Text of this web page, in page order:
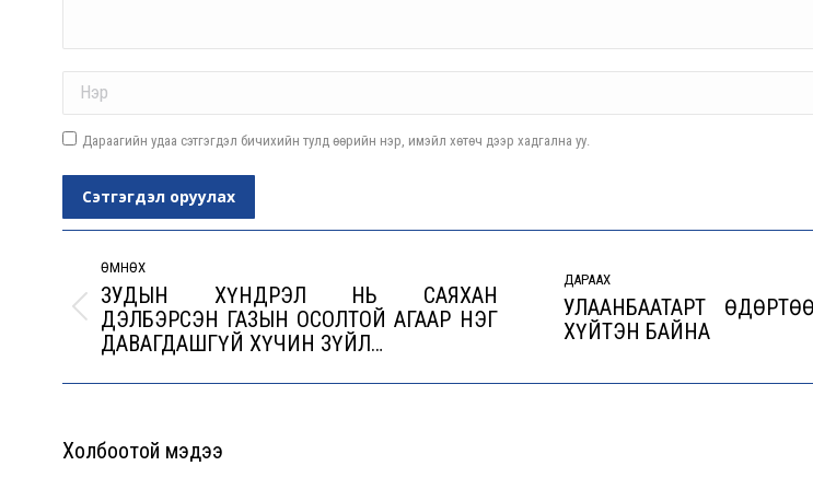
Дараагийн удаа сэтгэгдэл бичихийн тулд өөрийн нэр, имэйл хөтөч дээр хадгална уу.
Сэтгэгдэл оруулах
navigation
ӨМНӨХ
Previous
post:
ЗУДЫН ХҮНДРЭЛ НЬ САЯХАН
ДЭЛБЭРСЭН ГАЗЫН ОСОЛТОЙ АГААР НЭГ
ДАВАГДАШГҮЙ ХҮЧИН ЗҮЙЛ…
ДАРААХ
Next
УЛААНБААТАРТ
ХҮЙТЭН БАЙНА
Холбоотой мэдээ